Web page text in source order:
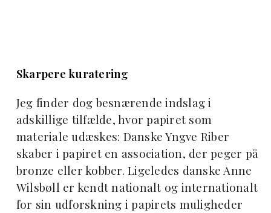
Skarpere kuratering
Jeg finder dog besnærende indslag i
adskillige tilfælde, hvor papiret som
materiale udæskes: Danske Yngve Riber
skaber i papiret en association, der peger på
bronze eller kobber. Ligeledes danske Anne
Wilsbøll er kendt nationalt og internationalt
for sin udforskning i papirets muligheder